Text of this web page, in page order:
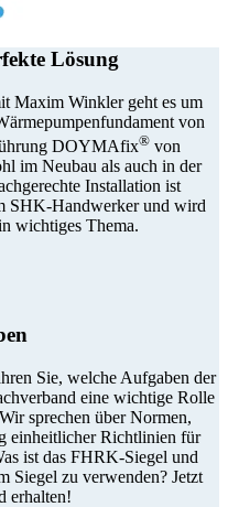
Lösung
Maxim Winkler geht es um
von
DOYMAfix® von
im Neubau als auch in der
Installation ist
SHK-Handwerker und wird
wichtiges Thema.
Sie, welche Aufgaben der
eine wichtige Rolle
sprechen über Normen,
einheitlicher Richtlinien für
ist das FHRK-Siegel und
Siegel zu verwenden? Jetzt
erhalten!